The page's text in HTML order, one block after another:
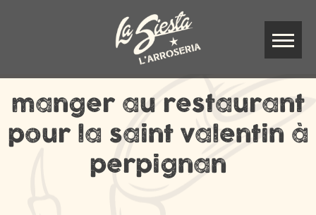
manger au restaurant
pour la saint valentin à
perpignan